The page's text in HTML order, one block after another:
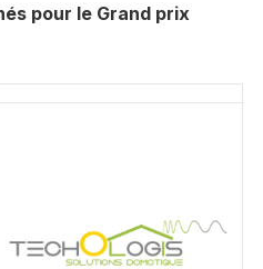
pour le Grand prix